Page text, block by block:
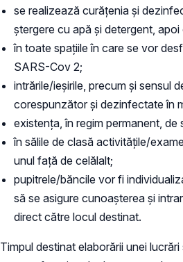
se realizează curățenia și
ștergere cu apă și detergent,
în toate spațiile în care se vor
SARS-Cov 2;
intrările/ieșirile, precum și sensul
corespunzător și dezinfectate în
existența, în regim permanent,
în sălile de clasă activitățile/
unul față de celălalt;
pupitrele/băncile vor fi
să se asigure cunoașterea și
direct către locul destinat.
Timpul destinat elaborării unei